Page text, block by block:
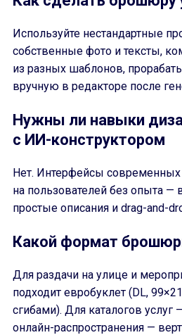
Используйте нестандартные
собственные фото и тексты,
из разных шаблонов,
вручную в редакторе после
Нужны ли навыки
с ИИ-конструктором
Нет. Интерфейсы современных
на пользователей без опыта —
простые описания и drag-and-
Какой формат
Для раздачи на улице и
подходит евробуклет (DL,
сгибами). Для каталогов услуг
онлайн-распространения —